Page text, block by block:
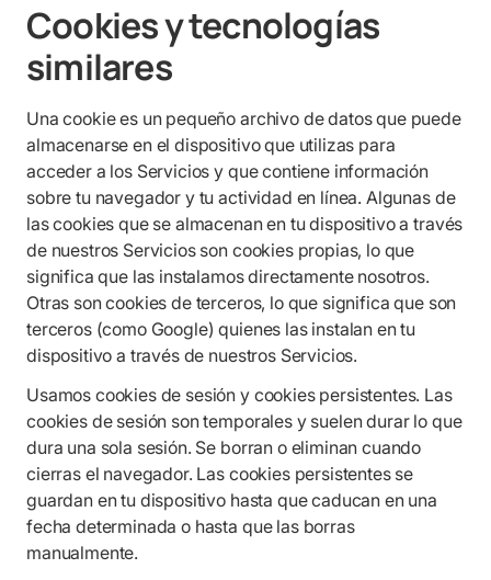
Cookies y tecnologías
similares
Una cookie es un pequeño archivo de datos que puede
almacenarse en el dispositivo que utilizas para
acceder a los Servicios y que contiene información
sobre tu navegador y tu actividad en línea. Algunas de
las cookies que se almacenan en tu dispositivo a través
de nuestros Servicios son cookies propias, lo que
significa que las instalamos directamente nosotros.
Otras son cookies de terceros, lo que significa que son
terceros (como Google) quienes las instalan en tu
dispositivo a través de nuestros Servicios.
Usamos cookies de sesión y cookies persistentes. Las
cookies de sesión son temporales y suelen durar lo que
dura una sola sesión. Se borran o eliminan cuando
cierras el navegador. Las cookies persistentes se
guardan en tu dispositivo hasta que caducan en una
fecha determinada o hasta que las borras
manualmente.